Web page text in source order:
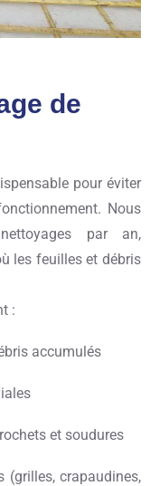
de
pour éviter
Nous
par an,
les feuilles et débris
:
accumulés
et soudures
(grilles, crapaudines,